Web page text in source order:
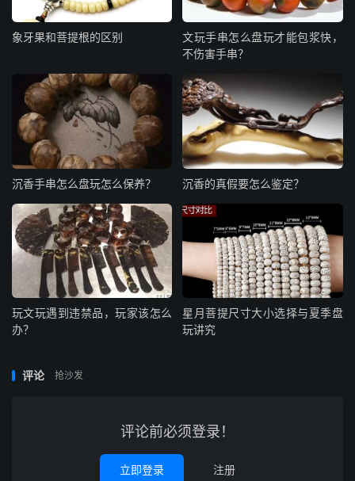
象牙果和菩提根的区别
文玩手串怎么盘玩才能包浆快，
不伤害手串？
沉香手串怎么盘玩怎么保养？ 沉香的真假要怎么鉴定？
玩文玩遇到违禁品，玩家该怎么
办？
星月菩提尺寸大小选择与夏季盘
玩讲究
评论 抢沙发
评论前必须登录！
立即登录 注册